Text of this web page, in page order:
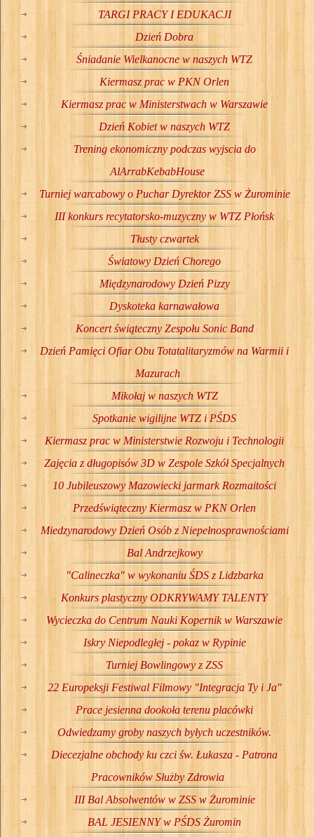
TARGI PRACY I EDUKACJI
Dzień Dobra
Śniadanie Wielkanocne w naszych WTZ
Kiermasz prac w PKN Orlen
Kiermasz prac w Ministerstwach w Warszawie
Dzień Kobiet w naszych WTZ
Trening ekonomiczny podczas wyjscia do
AlArrabKebabHouse
Turniej warcabowy o Puchar Dyrektor ZSS w Żurominie
III konkurs recytatorsko-muzyczny w WTZ Płońsk
Tłusty czwartek
Światowy Dzień Chorego
Międzynarodowy Dzień Pizzy
Dyskoteka karnawałowa
Koncert świąteczny Zespołu Sonic Band
Dzień Pamięci Ofiar Obu Totatalitaryzmów na Warmii i
Mazurach
Mikołaj w naszych WTZ
Spotkanie wigilijne WTZ i PŚDS
Kiermasz prac w Ministerstwie Rozwoju i Technologii
Zajęcia z długopisów 3D w Zespole Szkół Specjalnych
10 Jubileuszowy Mazowiecki jarmark Rozmaitości
Przedświąteczny Kiermasz w PKN Orlen
Miedzynarodowy Dzień Osób z Niepełnosprawnościami
Bal Andrzejkowy
"Calineczka" w wykonaniu ŚDS z Lidzbarka
Konkurs plastyczny ODKRYWAMY TALENTY
Wycieczka do Centrum Nauki Kopernik w Warszawie
Iskry Niepodległej - pokaz w Rypinie
Turniej Bowlingowy z ZSS
22 Europeksji Festiwal Filmowy "Integracja Ty i Ja"
Prace jesienna dookoła terenu placówki
Odwiedzamy groby naszych byłych uczestników.
Diecezjalne obchody ku czci św. Łukasza - Patrona
Pracowników Służby Zdrowia
III Bal Absolwentów w ZSS w Żurominie
BAL JESIENNY w PŚDS Żuromin